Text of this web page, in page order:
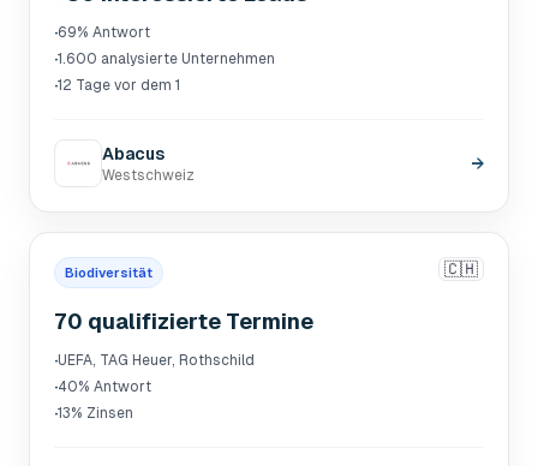
·69% Antwort
·1.600 analysierte Unternehmen
·12 Tage vor dem 1
Abacus
Westschweiz
→
Biodiversität 🇨🇭
70 qualifizierte Termine
·UEFA, TAG Heuer, Rothschild
·40% Antwort
·13% Zinsen